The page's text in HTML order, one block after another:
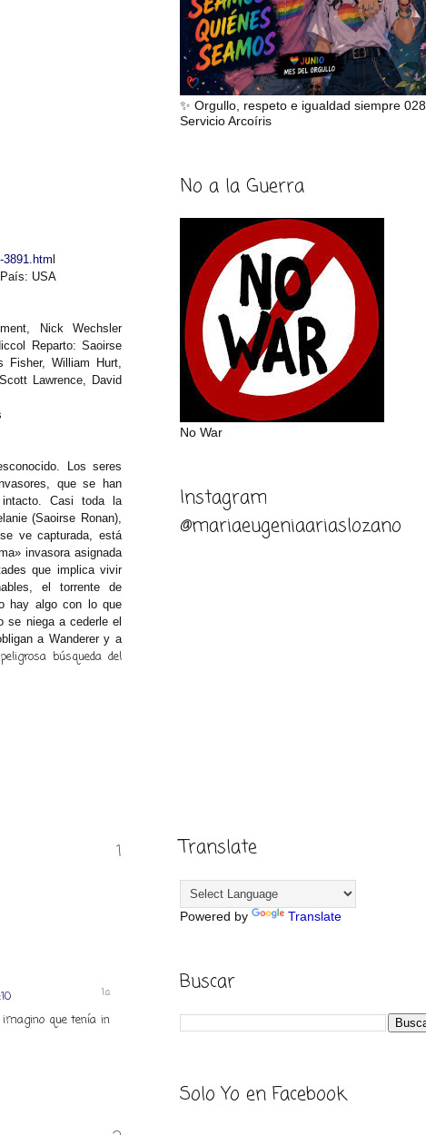
l
País: USA
Nick Wechsler
Reparto: Saoirse
Fisher, William Hurt,
Lawrence, David
Los seres
que se han
Casi toda la
(Saoirse Ronan),
ve capturada, está
invasora asignada
que implica vivir
el torrente de
hay algo con lo que
se niega a cederle el
a Wanderer y a
búsqueda del
que tenía in
✨ Orgullo, respeto e igualdad siempre 028
Servicio Arcoíris
No a la Guerra
No War
Instagram
@mariaeugeniaariaslozano
Translate
Powered by Translate
Buscar
Solo Yo en Facebook